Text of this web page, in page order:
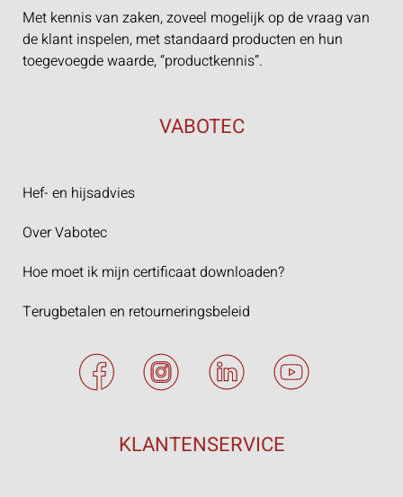
Met kennis van zaken, zoveel mogelijk op de vraag van
de klant inspelen, met standaard producten en hun
toegevoegde waarde, “productkennis”.
VABOTEC
Hef- en hijsadvies
Over Vabotec
Hoe moet ik mijn certificaat downloaden?
Terugbetalen en retourneringsbeleid
KLANTENSERVICE